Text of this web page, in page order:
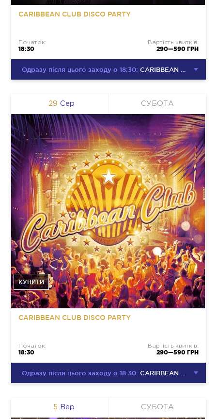
CARIBBEAN CLUB DISCO PARTY
Початок:
18:30
Вартість квитків:
290—590 ГРН
Одразу після цього заходу о 18:30: CARIBBEAN CLUB DISCO PARTY
КУПИТИ
Сер
29 СУБОТА
CARIBBEAN CLUB DISCO PARTY
Початок:
18:30
Вартість квитків:
290—590 ГРН
Одразу після цього заходу о 18:30: CARIBBEAN CLUB DISCO PARTY
Вер
5 СУБОТА